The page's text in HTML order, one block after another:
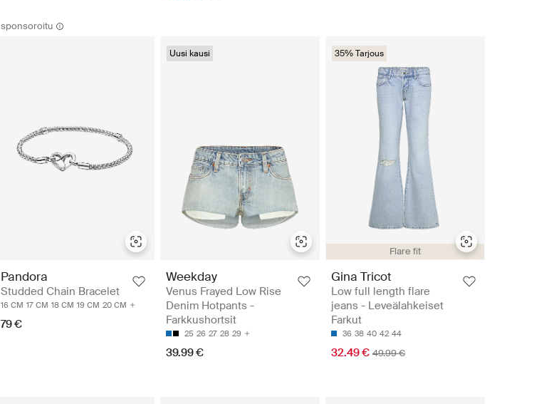
sponsoroitu
Pandora
Studded Chain Bracelet
16 CM 17 CM 18 CM 19 CM 20 CM
79 €
Uusi kausi
Weekday
Venus Frayed Low Rise
Denim Hotpants -
Farkkushortsit
25 26 27 28 29
39.99 €
Flare fit
35% Tarjous
Gina Tricot
Low full length flare
jeans - Leveälahkeiset
Farkut
36 38 40 42 44
32.49 € 49.99 €